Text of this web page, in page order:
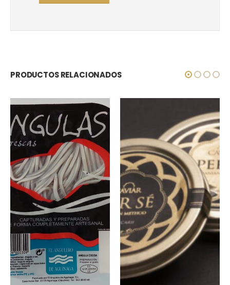
PRODUCTOS RELACIONADOS